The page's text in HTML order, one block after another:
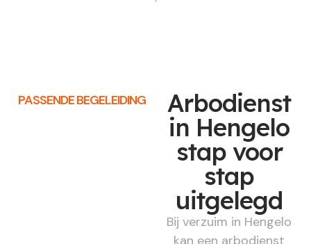
PASSENDE BEGELEIDING Arbodienst
in Hengelo
stap voor
stap
uitgelegd
Bij verzuim in Hengelo